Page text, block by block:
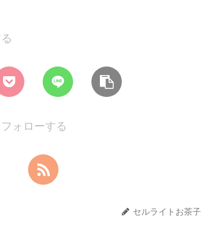
ォローする
セルライトお茶子